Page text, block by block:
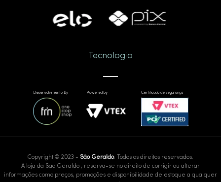
Tecnologia
Desenvolvimento By Powered by Certificado de segurança
Copyright © 2023 - São Geraldo. Todos os direitos reservados.
A loja da São Geraldo , reserva-se no direito de corrigir ou alterar
informações como preços, promoções e disponibilidade de estoque a qualquer